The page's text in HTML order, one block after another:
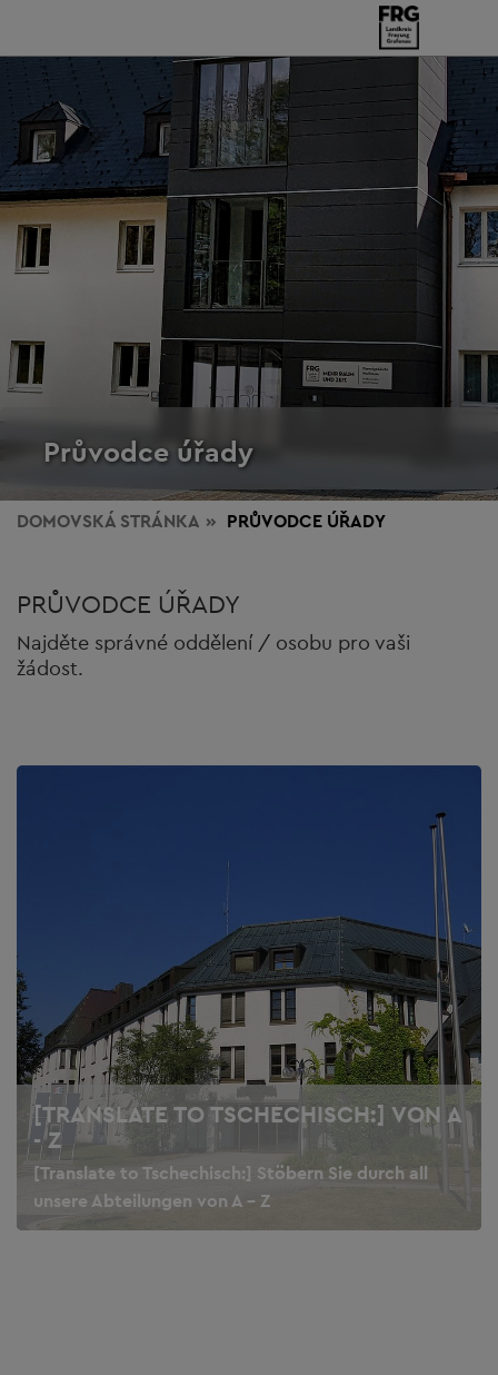
Průvodce úřady
DOMOVSKÁ STRÁNKA PRŮVODCE ÚŘADY
PRŮVODCE ÚŘADY
Najděte správné oddělení / osobu pro vaši
žádost.
[TRANSLATE TO TSCHECHISCH:] VON A
- Z
[Translate to Tschechisch:] Stöbern Sie durch all
unsere Abteilungen von A - Z